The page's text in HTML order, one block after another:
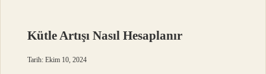
Kütle Artışı Nasıl Hesaplanır
Tarih: Ekim 10, 2024